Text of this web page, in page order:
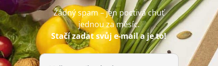
Žádný spam – jen poctivá chuť
jednou za měsíc.
Stačí zadat svůj e-mail a je to!